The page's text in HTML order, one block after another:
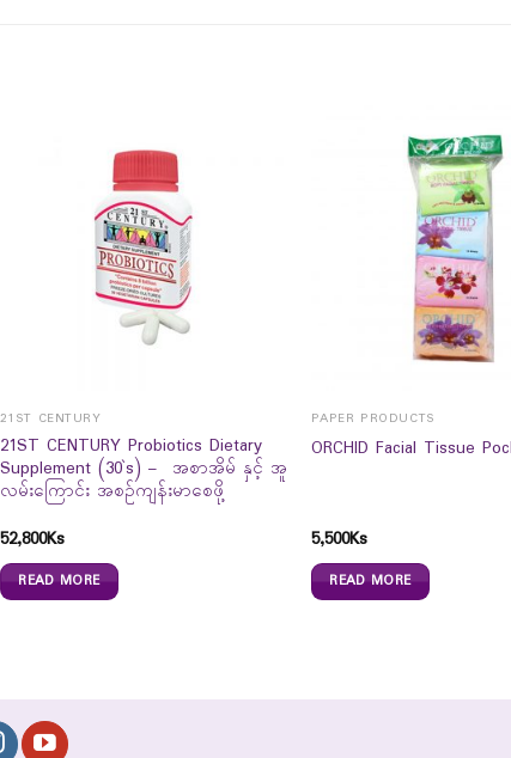
21ST CENTURY
21ST CENTURY Probiotics Dietary
Supplement (30`s) – အစာအိမ် နှင့် အူ
လမ်းကြောင်း အစဉ်ကျန်းမာစေဖို့
52,800Ks
READ MORE
PAPER PRODUCTS
ORCHID Facial Tissue
5,500Ks
READ MORE